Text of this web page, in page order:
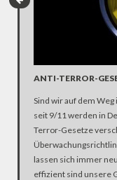
ANTI-TERROR-
Sind wir auf dem
seit 9/11 werden in
Terror-Gesetze
lassen sich immer
effizient sind unsere